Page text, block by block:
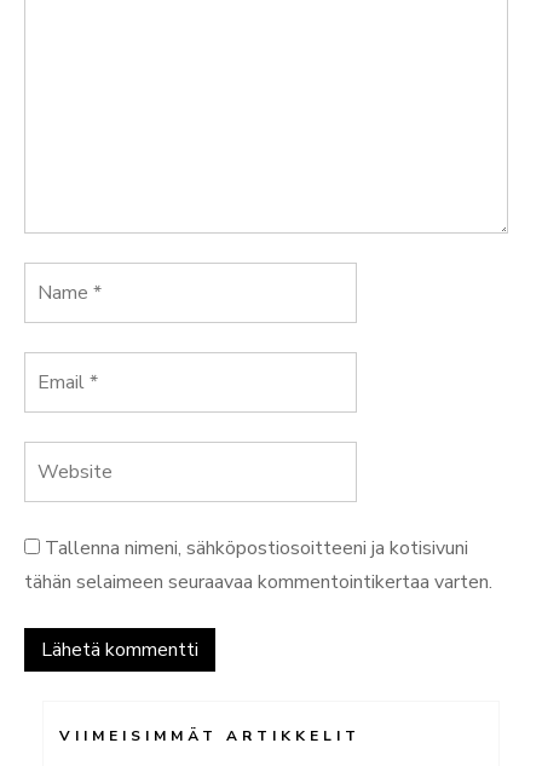
Tallenna nimeni, sähköpostiosoitteeni ja kotisivuni
tähän selaimeen seuraavaa kommentointikertaa varten.
VIIMEISIMMÄT ARTIKKELIT